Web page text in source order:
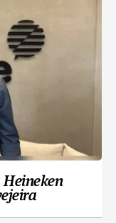
Heineken